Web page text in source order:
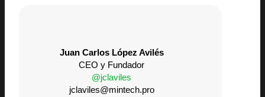
Juan Carlos López Avilés
CEO y Fundador
@jclaviles
jclaviles@mintech.pro